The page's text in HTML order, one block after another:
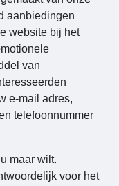
aanbiedingen
website bij het
van
e-mail adres,
telefoonnummer
maar wilt.
voor het